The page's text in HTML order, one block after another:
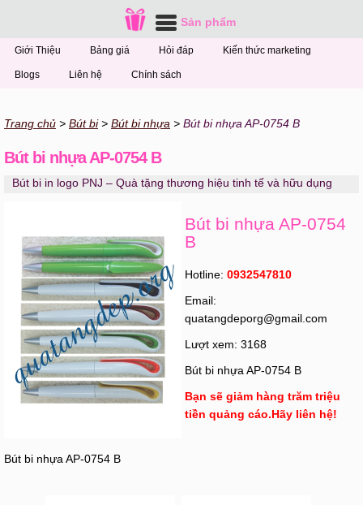
Sản phẩm
Giới Thiệu Bảng giá Hỏi đáp Kiến thức marketing
Blogs Liên hệ Chính sách
Trang chủ Bút bi Bút bi nhựa Bút bi nhựa AP-0754 B
Bút bi nhựa AP-0754 B
Bút bi in logo PNJ – Quà tặng thương hiệu tinh tế và hữu dụng
Bút bi nhựa AP-0754
B
Hotline:0932547810
Email:
quatangdeporg@gmail.com
Lượt xem: 3168
Bút bi nhựa AP-0754 B
Bạn sẽ giảm hàng trăm triệu
tiền quảng cáo.Hãy liên hệ!
Bút bi nhựa AP-0754 B